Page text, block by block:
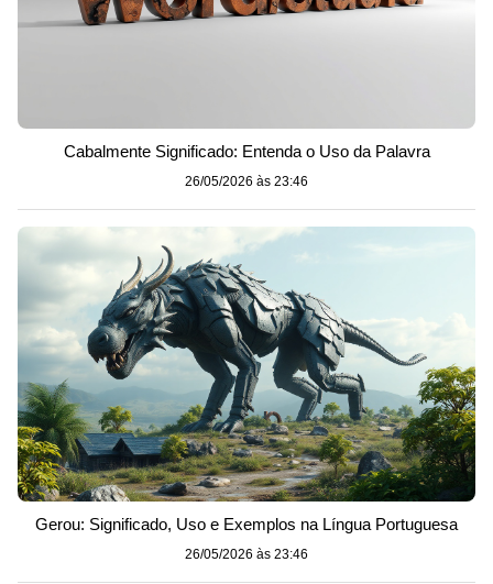
Cabalmente Significado: Entenda o Uso da Palavra
26/05/2026 às 23:46
Gerou: Significado, Uso e Exemplos na Língua Portuguesa
26/05/2026 às 23:46